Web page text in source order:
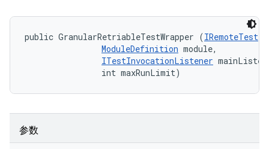
public GranularRetriableTestWrapper (IRemoteTest
ModuleDefinition module,
ITestInvocationListener
                int maxRunLimit)
参数